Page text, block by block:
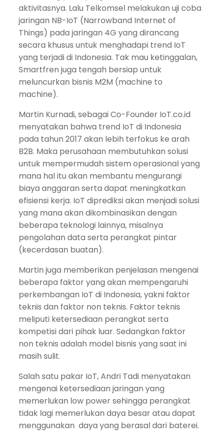
aktivitasnya. Lalu Telkomsel melakukan uji coba
jaringan NB-IoT (Narrowband Internet of
Things) pada jaringan 4G yang dirancang
secara khusus untuk menghadapi trend IoT
yang terjadi di Indonesia. Tak mau ketinggalan,
Smartfren juga tengah bersiap untuk
meluncurkan bisnis M2M (machine to
machine).
Martin Kurnadi, sebagai Co-Founder IoT.co.id
menyatakan bahwa trend IoT di Indonesia
pada tahun 2017 akan lebih terfokus ke arah
B2B. Maka perusahaan membutuhkan solusi
untuk mempermudah sistem operasional yang
mana hal itu akan membantu mengurangi
biaya anggaran serta dapat meningkatkan
efisiensi kerja. IoT diprediksi akan menjadi solusi
yang mana akan dikombinasikan dengan
beberapa teknologi lainnya, misalnya
pengolahan data serta perangkat pintar
(kecerdasan buatan).
Martin juga memberikan penjelasan mengenai
beberapa faktor yang akan mempengaruhi
perkembangan IoT di Indonesia, yakni faktor
teknis dan faktor non teknis. Faktor teknis
meliputi ketersediaan perangkat serta
kompetisi dari pihak luar. Sedangkan faktor
non teknis adalah model bisnis yang saat ini
masih sulit.
Salah satu pakar IoT, Andri Tadi menyatakan
mengenai ketersediaan jaringan yang
memerlukan low power sehingga perangkat
tidak lagi memerlukan daya besar atau dapat
menggunakan daya yang berasal dari baterei.